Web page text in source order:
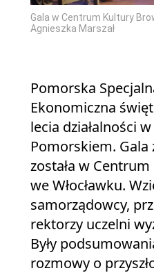
Gala w Centrum Kultury
Agnieszka Marszał
Pomorska
Ekonomiczna
lecia działalności
Pomorskiem.
została w
we Włocławku.
samorządowcy,
rektorzy uczelni
Były
rozmowy o